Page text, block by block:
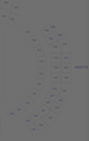
302
102
101
137
136
134
133
132
131
130
129
128
325
326
327
328
329
330
331
332
334
335
336
325
326
327
328
329
330
331
332
334
NORTH